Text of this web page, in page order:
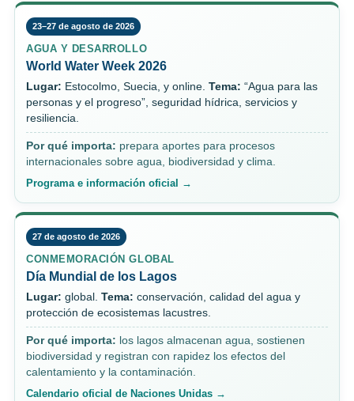
23–27 de agosto de 2026
AGUA Y DESARROLLO
World Water Week 2026
Lugar: Estocolmo, Suecia, y online. Tema: “Agua para las
personas y el progreso”, seguridad hídrica, servicios y
resiliencia.
Por qué importa: prepara aportes para procesos
internacionales sobre agua, biodiversidad y clima.
Programa e información oficial →
27 de agosto de 2026
CONMEMORACIÓN GLOBAL
Día Mundial de los Lagos
Lugar: global. Tema: conservación, calidad del agua y
protección de ecosistemas lacustres.
Por qué importa: los lagos almacenan agua, sostienen
biodiversidad y registran con rapidez los efectos del
calentamiento y la contaminación.
Calendario oficial de Naciones Unidas →